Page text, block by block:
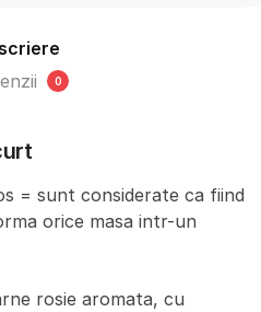
0
= sunt considerate ca fiind
orice masa intr-un
rosie aromata, cu